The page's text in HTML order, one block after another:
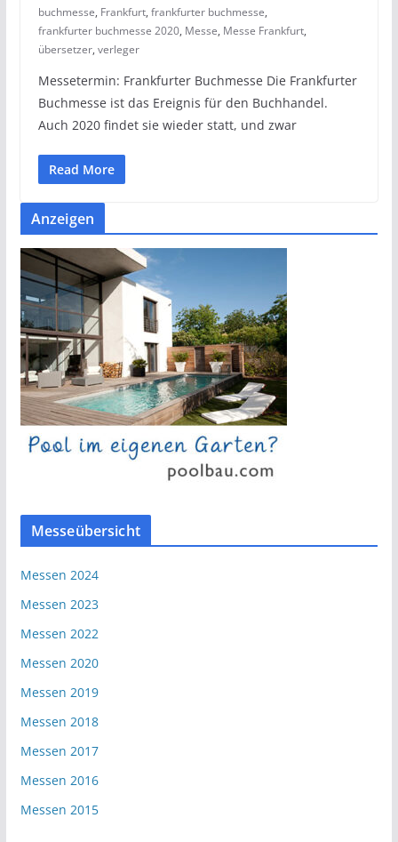
buchmesse, Frankfurt, frankfurter buchmesse,
frankfurter buchmesse 2020, Messe, Messe Frankfurt,
übersetzer, verleger
Messetermin: Frankfurter Buchmesse Die Frankfurter
Buchmesse ist das Ereignis für den Buchhandel.
Auch 2020 findet sie wieder statt, und zwar
Read More
Anzeigen
Messeübersicht
Messen 2024
Messen 2023
Messen 2022
Messen 2020
Messen 2019
Messen 2018
Messen 2017
Messen 2016
Messen 2015